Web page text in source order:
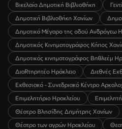
Βικελαία Δημοτική Βιβλιοθήκη
Δημοτική Βιβλιοθήκη Χανίων
Δημοτικό Μέγαρο της οδού Ανδρόγεω
Δημοτικός Κινηματογράφος Κήπος
Δημοτικός κινηματογράφος Βηθλεέμ
ΔιαRτηρητέο Ηράκλειο
Διεθνές
Εκθεσιακό - Συνεδριακό Κέντρο
Επιμελητήριο Ηρακλείου
Θέατρο Βλησίδης Δημήτρης Χανίων
Θέατρο των αγρών Ηρακλείου